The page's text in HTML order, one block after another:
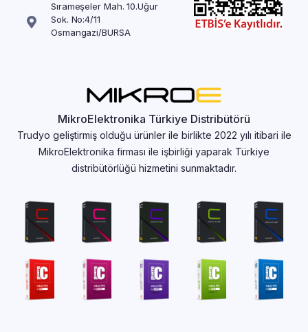
Sırameşeler Mah. 10.Uğur
Sok. No:4/11
Osmangazi/BURSA
MikroElektronika Türkiye Distribütörü
Trudyo geliştirmiş olduğu ürünler ile birlikte 2022 yılı itibari ile
MikroElektronika firması ile işbirliği yaparak Türkiye
distribütörlüğü hizmetini sunmaktadır.